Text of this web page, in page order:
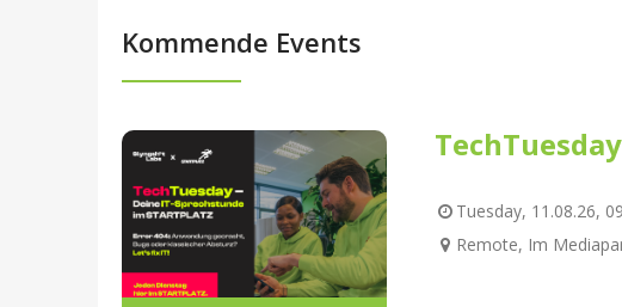
Kommende Events
Tuesday, 11.08.26,
Remote, Im